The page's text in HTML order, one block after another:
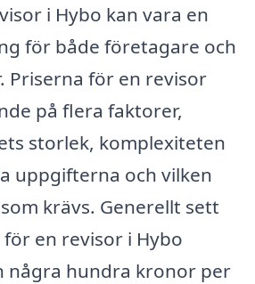
i Hybo kan vara en
för både företagare och
Priserna för en revisor
på flera faktorer,
storlek, komplexiteten
uppgifterna och vilken
krävs. Generellt sett
en revisor i Hybo
några hundra kronor per